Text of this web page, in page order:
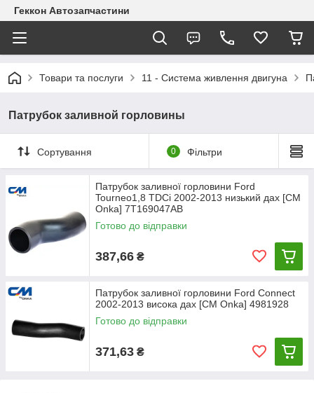
Геккон Автозапчастини
Товари та послуги 11 - Система живлення двигуна
Патрубок заливной горловины
Сортування 0 Фільтри
Патрубок заливної горловини Ford
Tourneo1,8 TDCi 2002-2013 низький дах [СМ
Onka] 7T169047AB
Готово до відправки
387,66 ₴
Патрубок заливної горловини Ford Connect
2002-2013 висока дах [СМ Onka] 4981928
Готово до відправки
371,63 ₴